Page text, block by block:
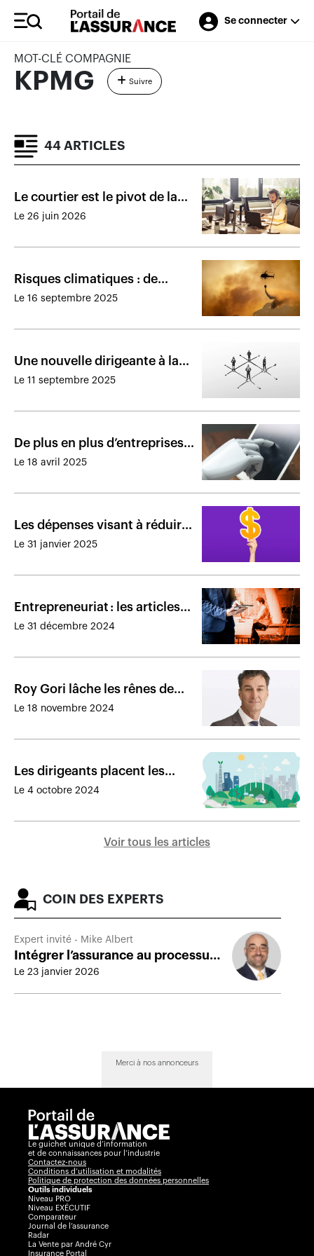
Se connecter
MOT-CLÉ COMPAGNIE
KPMG Suivre
44 ARTICLES
Le courtier est le pivot de la
relation entre l’assureur et le
Le 26 juin 2026
Risques climatiques : de
nouvelles obligations de
Le 16 septembre 2025
Une nouvelle dirigeante à la
Société d’assurance-dépôts
Le 11 septembre 2025
De plus en plus d’entreprises
se tournent vers l’intelligence
Le 18 avril 2025
Les dépenses visant à réduire
l’effet des catastrophes seront
Le 31 janvier 2025
Entrepreneuriat : les articles
les plus lus de 2024
Le 31 décembre 2024
Roy Gori lâche les rênes de
Manuvie
Le 18 novembre 2024
Les dirigeants placent les
enjeux environnementaux,
Le 4 octobre 2024
Voir tous les articles
COIN DES EXPERTS
Expert invité - Mike Albert
Intégrer l’assurance au processus
de planification financière
Le 23 janvier 2026
Merci à nos annonceurs
Le guichet unique d’information
et de connaissances pour l’industrie
Contactez-nous
Conditions d’utilisation et modalités
Politique de protection des données personnelles
Outils individuels
Niveau PRO
Niveau EXÉCUTIF
Comparateur
Journal de l’assurance
Radar
La Vente par André Cyr
Insurance Portal